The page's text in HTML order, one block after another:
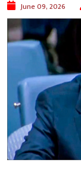
June 09, 2026